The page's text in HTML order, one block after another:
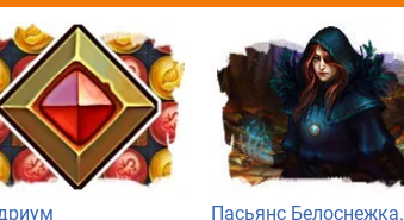
Пасьянс Белоснежка.